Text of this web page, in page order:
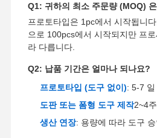
Q1: 귀하의 최소 주문량 (MOQ)
프로토타입은 1pc에서 시작됩니
으로 100pcs에서 시작되지만 프
라 다릅니다.
Q2: 납품 기간은 얼마나 되나요?
프로토타입 (도구 없이): 5-7 일
도판 또는 폼형 도구 제작2~4주
생산 연장: 용량에 따라 도구